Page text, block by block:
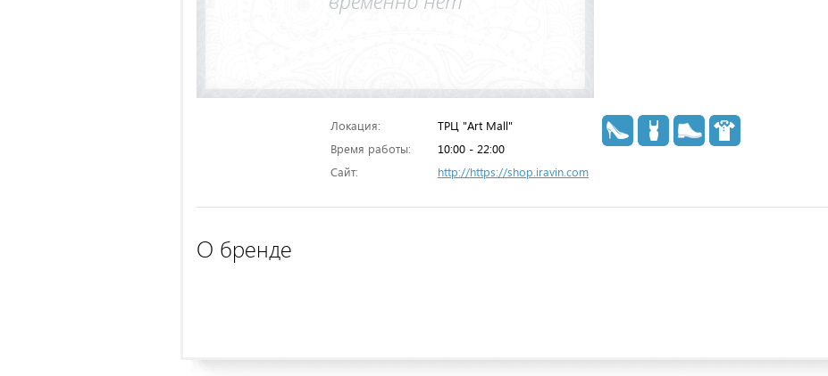
Локация:
ТРЦ "Art Mall"
Время работы:
10:00 - 22:00
Сайт:
http://https://shop.iravin.com
О бренде